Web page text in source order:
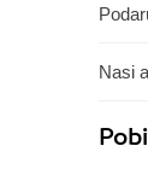
Nasi